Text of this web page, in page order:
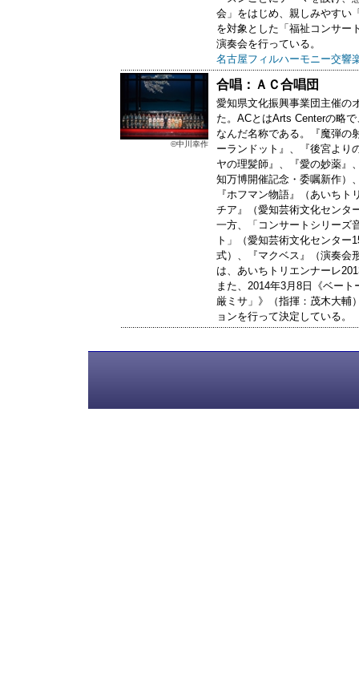
会」をはじめ、親しみやすい
を対象とした「福祉コンサー
演奏会を行っている。
名古屋フィルハーモニー交響
©中川幸作
合唱：ＡＣ合唱団
愛知県文化振興事業団主催の
た。ACとはArts Centerの略
なんだ名称である。『魔弾の
ーランドット』、『後宮より
ヤの理髪師』、『愛の妙薬』
知万博開催記念・委嘱新作）
『ホフマン物語』（あいち
チア』（愛知芸術文化センタ
一方、「コンサートシリーズ
ト」（愛知芸術文化センター
式）、『マクベス』（演奏会
は、あいちトリエンナーレ
また、2014年3月8日《ベー
厳ミサ」》（指揮：茂木大輔
ョンを行って決定している。